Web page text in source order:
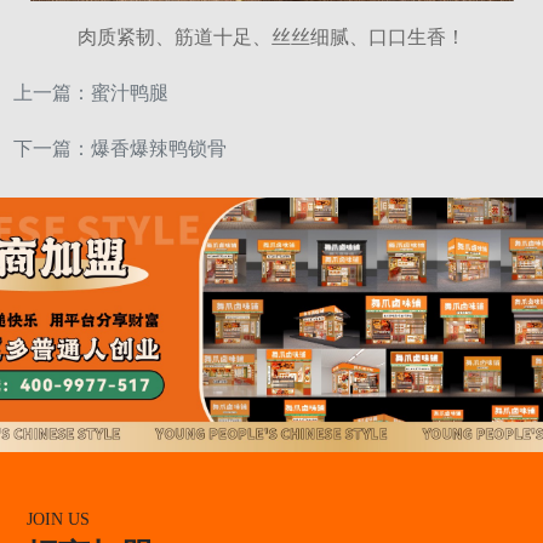
肉质紧韧、筋道十足、丝丝细腻、口口生香！
上一篇： 蜜汁鸭腿
下一篇： 爆香爆辣鸭锁骨
JOIN US